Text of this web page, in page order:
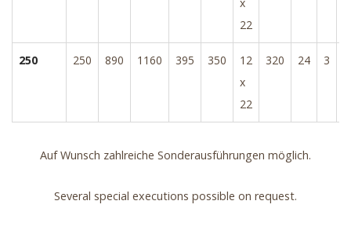
22
250 250 890 1160 395 350
12
x
22
320 24 3
Auf Wunsch zahlreiche Sonderausführungen möglich.
Several special executions possible on request.